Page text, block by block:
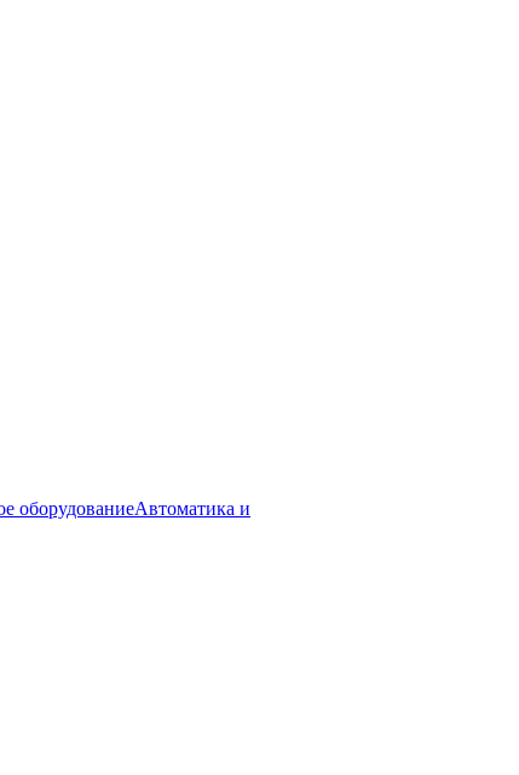
оборудованиеАвтоматика и